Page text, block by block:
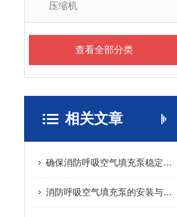
压缩机
查看全部分类
相关文章
确保消防呼吸空气填充泵稳定性的秘诀
消防呼吸空气填充泵的安装与调试方法